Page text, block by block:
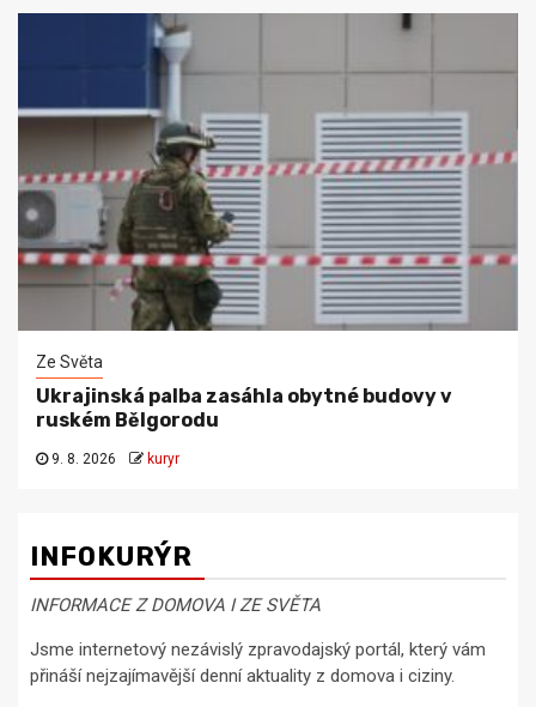
Ze Světa
Ukrajinská palba zasáhla obytné budovy v
ruském Bělgorodu
9. 8. 2026 kuryr
INFOKURÝR
INFORMACE Z DOMOVA I ZE SVĚTA
Jsme internetový nezávislý zpravodajský portál, který vám
přináší nejzajímavější denní aktuality z domova i ciziny.